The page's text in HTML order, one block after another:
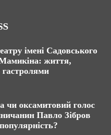
імені Садовського
життя,
гастролями
чи оксамитовий голос
Павло Зібров